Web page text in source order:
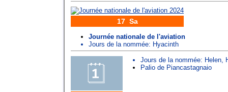
17 Sa
Journée nationale de l'aviation
Jours de la nommée: Hyacinth
Jours de la nommée: Helen
Palio de Piancastagnaio